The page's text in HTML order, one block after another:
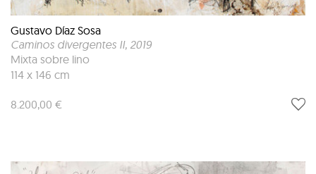
Gustavo Díaz Sosa
Caminos divergentes II, 2019
Mixta sobre lino
114 x 146 cm
8.200,00 €